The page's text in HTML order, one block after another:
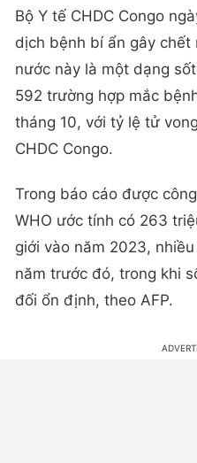
Bộ Y tế CHDC Congo
dịch bệnh bí ẩn gây chết
nước này là một dạng
592 trường hợp mắc
tháng 10, với tỷ lệ tử
CHDC Congo.
Trong báo cáo được
WHO ước tính có 263
giới vào năm 2023,
năm trước đó, trong khi
đối ổn định, theo AFP.